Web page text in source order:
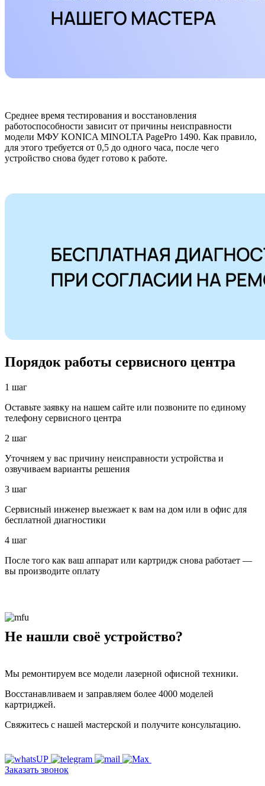
Среднее время тестирования и восстановления
работоспособности зависит от причины неисправности
модели МФУ KONICA MINOLTA PagePro 1490. Как правило,
для этого требуется от 0,5 до одного часа, после чего
устройство снова будет готово к работе.
Порядок работы сервисного центра
1 шаг
Оставьте заявку на нашем сайте или позвоните по единому
телефону сервисного центра
2 шаг
Уточняем у вас причину неисправности устройства и
озвучиваем варианты решения
3 шаг
Сервисный инженер выезжает к вам на дом или в офис для
бесплатной диагностики
4 шаг
После того как ваш аппарат или картридж снова работает —
вы производите оплату
Не нашли своё устройство?
Мы ремонтируем все модели лазерной офисной техники.
Восстанавливаем и заправляем более 4000 моделей
картриджей.
Свяжитесь с нашей мастерской и получите консультацию.
Заказать звонок